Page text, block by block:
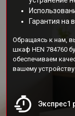
Гарантия на
Обращаясь к нам,
шкаф HEN 784760
обеспечиваем
вашему
Экспрес1